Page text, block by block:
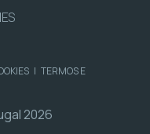
| TERMOS E
2026